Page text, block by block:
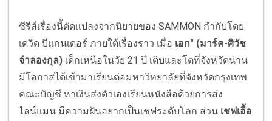
ซีรีส์เรื่องนี้ดัดแปลงจากนิยายของ SAMMON กำกับโดย
เดวิด บีแกนเดอร์ ภายใต้เรื่องราว เมื่อ เอก" (มาร์ค-ศิวัช
จำลองกุล) เด็กเหนือในวัย 21 ปี เติบและโตที่จังหวัดน่าน
มีโอกาสได้เข้ามาเรียนต่อมหาวิทยาลัยที่จังหวัดกรุงเทพ
คณะบัญชี หาเงินส่งตัวเองเรียนหนังสือด้วยการส่ง
ไลน์แมน มีความฝันอยากเป็นเชฟระดับโลก ส่วน เชฟเอื้อ